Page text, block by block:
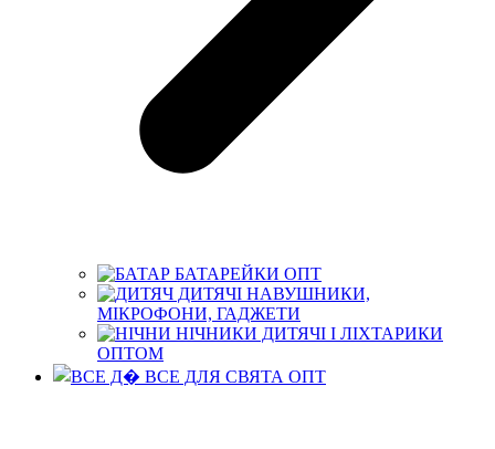
БАТАРЕЙКИ ОПТ
ДИТЯЧІ НАВУШНИКИ,
МІКРОФОНИ, ГАДЖЕТИ
НІЧНИКИ ДИТЯЧІ І ЛІХТАРИКИ
ОПТОМ
ВСЕ ДЛЯ СВЯТА ОПТ